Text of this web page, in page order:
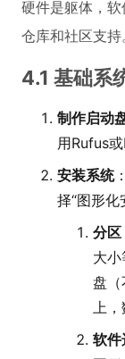
硬件是躯体，
仓库和社区支
4.1 基础系
制作启动
用Rufus
安装系统
择“图形化
分区
大
盘（
上，
软件